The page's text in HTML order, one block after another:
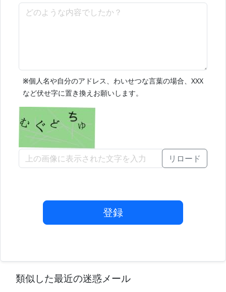
※個人名や自分のアドレス、わいせつな言葉の場合、XXX
など伏せ字に置き換えお願いします。
リロード
登録
類似した最近の迷惑メール